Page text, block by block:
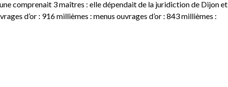
comprenait 3 maîtres : elle dépendait de la juridiction de Dijon et
d’or : 916 millièmes : menus ouvrages d’or : 843 millièmes :